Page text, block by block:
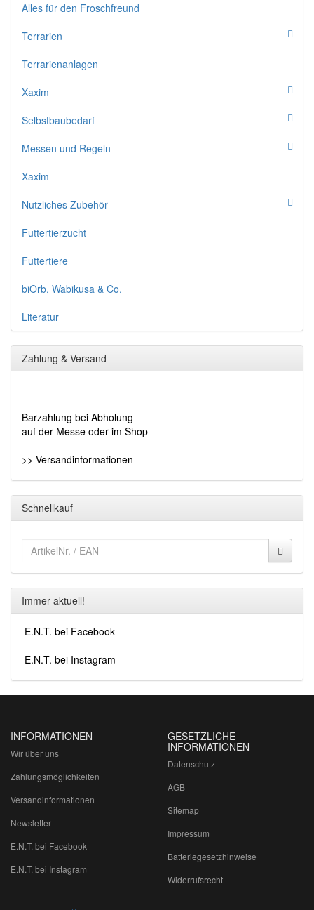
Alles für den Froschfreund
Terrarien
Terrarienanlagen
Xaxim
Selbstbaubedarf
Messen und Regeln
Xaxim
Nutzliches Zubehör
Futtertierzucht
Futtertiere
biOrb, Wabikusa & Co.
Literatur
Zahlung & Versand
Barzahlung bei Abholung
auf der Messe oder im Shop
>> Versandinformationen
Schnellkauf
Immer aktuell!
E.N.T. bei Facebook
E.N.T. bei Instagram
INFORMATIONEN
Wir über uns
Zahlungsmöglichkeiten
Versandinformationen
Newsletter
E.N.T. bei Facebook
E.N.T. bei Instagram
GESETZLICHE
INFORMATIONEN
Datenschutz
AGB
Sitemap
Impressum
Batteriegesetzhinweise
Widerrufsrecht